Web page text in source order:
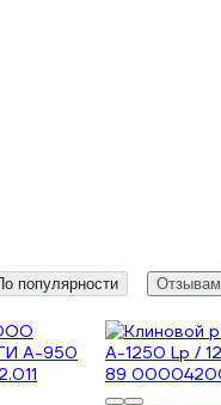
популярности Отзывам